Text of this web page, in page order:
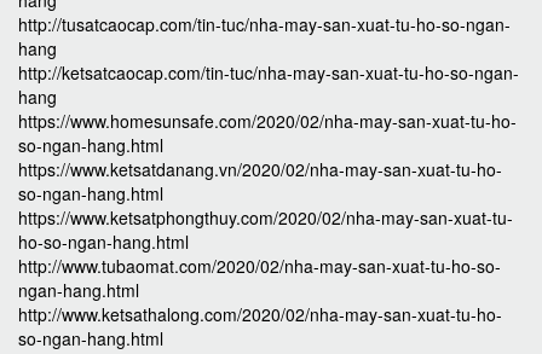
http://tusatcaocap.com/tin-tuc/nha-may-san-xuat-tu-ho-so-ngan-
hang
http://ketsatcaocap.com/tin-tuc/nha-may-san-xuat-tu-ho-so-ngan-
hang
https://www.homesunsafe.com/2020/02/nha-may-san-xuat-tu-ho-
so-ngan-hang.html
https://www.ketsatdanang.vn/2020/02/nha-may-san-xuat-tu-ho-
so-ngan-hang.html
https://www.ketsatphongthuy.com/2020/02/nha-may-san-xuat-tu-
ho-so-ngan-hang.html
http://www.tubaomat.com/2020/02/nha-may-san-xuat-tu-ho-so-
ngan-hang.html
http://www.ketsathalong.com/2020/02/nha-may-san-xuat-tu-ho-
so-ngan-hang.html